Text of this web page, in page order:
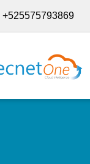
+525575793869